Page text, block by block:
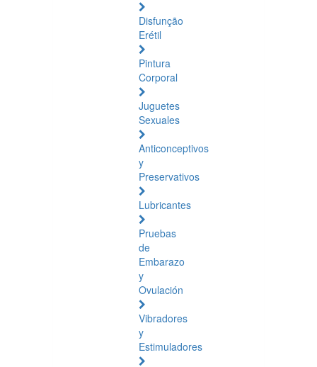
Disfunção
Erétil
Pintura
Corporal
Juguetes
Sexuales
Anticonceptivos
y
Preservativos
Lubricantes
Pruebas
de
Embarazo
y
Ovulación
Vibradores
y
Estimuladores